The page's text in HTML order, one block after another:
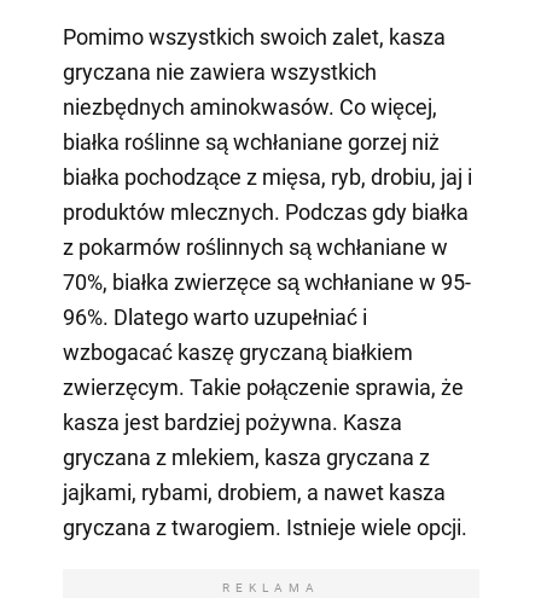
Pomimo wszystkich swoich zalet, kasza
gryczana nie zawiera wszystkich
niezbędnych aminokwasów. Co więcej,
białka roślinne są wchłaniane gorzej niż
białka pochodzące z mięsa, ryb, drobiu, jaj i
produktów mlecznych. Podczas gdy białka
z pokarmów roślinnych są wchłaniane w
70%, białka zwierzęce są wchłaniane w 95-
96%. Dlatego warto uzupełniać i
wzbogacać kaszę gryczaną białkiem
zwierzęcym. Takie połączenie sprawia, że
kasza jest bardziej pożywna. Kasza
gryczana z mlekiem, kasza gryczana z
jajkami, rybami, drobiem, a nawet kasza
gryczana z twarogiem. Istnieje wiele opcji.
REKLAMA